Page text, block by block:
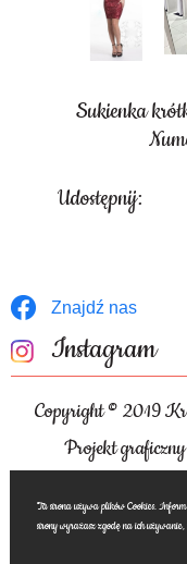
Sukienka
Udostępnij:
Znajdź nas
Instagram
Copyright © 2019
Projekt
Ta strona używa plików Cookies.
strony wyrażasz zgodę na ich